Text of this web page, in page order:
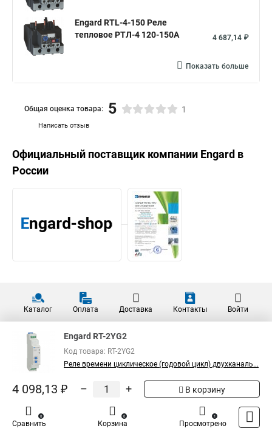
Engard RTL-4-150 Реле
тепловое РТЛ-4 120-150A
4 687,14 ₽
Показать больше
Написать отзыв
Общая оценка товара: 5 1
Официальный поставщик компании Engard в
России
Каталог Оплата Доставка Контакты Войти
Engard RT-2YG2
Код товара: RT-2YG2
Реле времени циклическое (годовой цикл) двухканаль...
4 098,13 ₽ – + В корзину
Сравнить
0
Корзина
0
Просмотрено
1